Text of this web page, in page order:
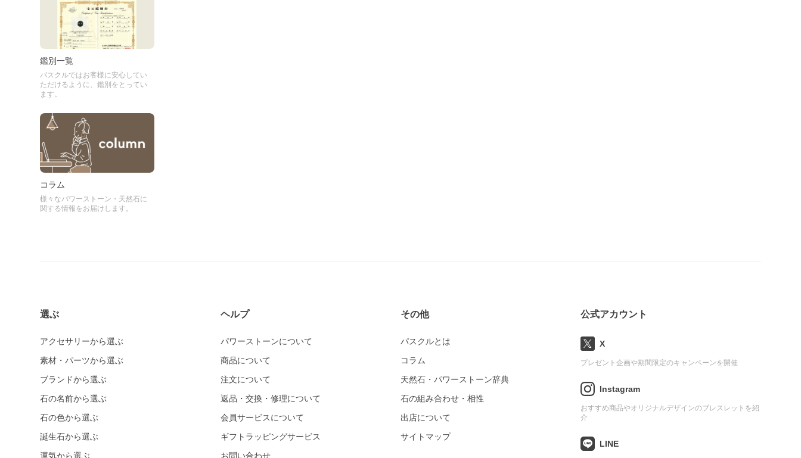
鑑別一覧
パスクルではお客様に安心してい
ただけるように、鑑別をとってい
ます。
コラム
様々なパワーストーン・天然石に
関する情報をお届けします。
選ぶ
アクセサリーから選ぶ
素材・パーツから選ぶ
ブランドから選ぶ
石の名前から選ぶ
石の色から選ぶ
誕生石から選ぶ
運気から選ぶ
ヘルプ
パワーストーンについて
商品について
注文について
返品・交換・修理について
会員サービスについて
ギフトラッピングサービス
お問い合わせ
その他
パスクルとは
コラム
天然石・パワーストーン辞典
石の組み合わせ・相性
出店について
サイトマップ
公式アカウント
X
プレゼント企画や期間限定のキャンペーンを開催
Instagram
おすすめ商品やオリジナルデザインのブレスレットを紹
介
LINE